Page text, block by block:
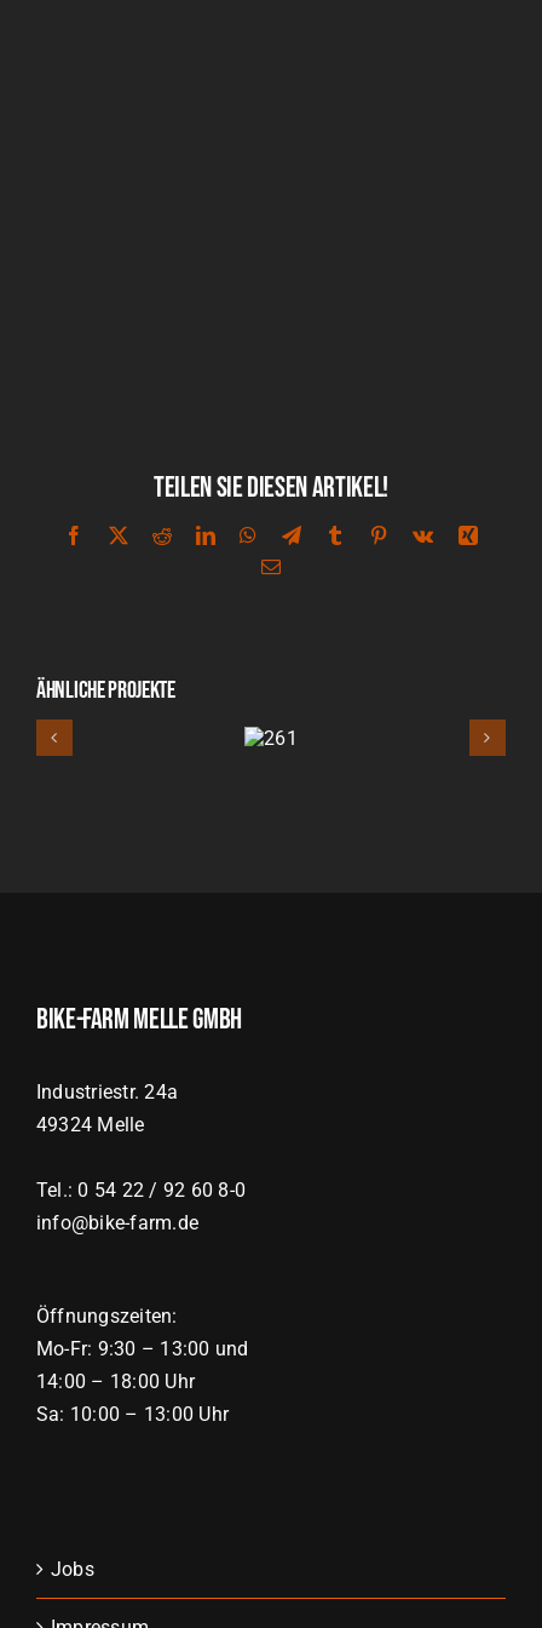
Teilen Sie diesen Artikel!
Facebook
X RedditLinkedInWhatsApp
TelegramTumblr Pinterest
Vk
Xing
E-
Ähnliche Projekte
Bike-Farm Melle GmbH
Industriestr. 24a
49324 Melle
Tel.: 0 54 22 / 92 60 8-0
info@bike-farm.de
Öffnungszeiten:
Mo-Fr: 9:30 – 13:00 und
14:00 – 18:00 Uhr
Sa: 10:00 – 13:00 Uhr
Jobs